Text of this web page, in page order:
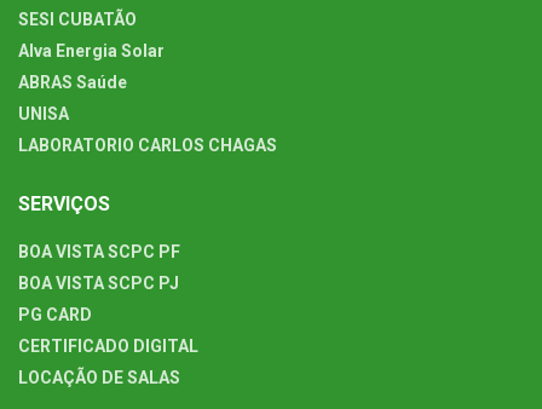
SESI CUBATÃO
Alva Energia Solar
ABRAS Saúde
UNISA
LABORATORIO CARLOS CHAGAS
SERVIÇOS
BOA VISTA SCPC PF
BOA VISTA SCPC PJ
PG CARD
CERTIFICADO DIGITAL
LOCAÇÃO DE SALAS